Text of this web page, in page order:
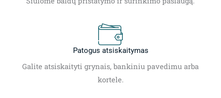
Patogus atsiskaitymas
Galite atsiskaityti grynais, bankiniu pavedimu arba
kortele.